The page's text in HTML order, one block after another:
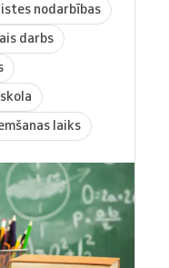
nodarbības
darbs
laiks